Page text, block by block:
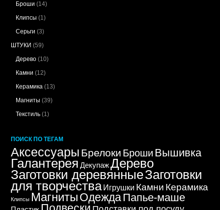
Броши (14)
Клипсы (1)
Серьги (3)
ШТУКИ (59)
Дерево (10)
Камни (12)
Керамика (13)
Магниты (39)
Текстиль (1)
ПОИСК ПО ТЕГАМ
Аксессуары Брелоки Броши Вышивка
Галантерея Декупаж Дерево
Заготовки деревянныеЗаготовки
для творчестваИгрушки Камни Керамика
Клипсы Магниты ОдеждаПапье-маше